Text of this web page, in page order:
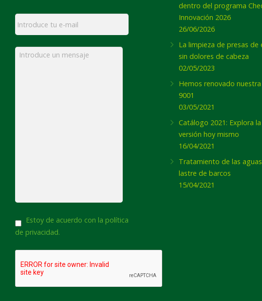
Email *
Mensaje
Consentimiento
Estoy de acuerdo con la política
de privacidad.
dentro del programa
Innovación 2026
26/06/2026
La limpieza de presas de
sin dolores de cabeza
02/05/2023
Hemos renovado nuestra
9001
03/05/2021
Catálogo 2021: Explora
versión hoy mismo
16/04/2021
Tratamiento de las
lastre de barcos
15/04/2021